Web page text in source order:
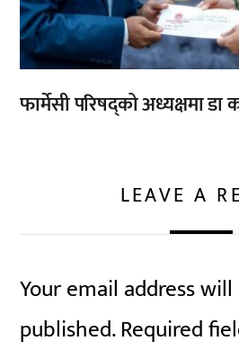
फार्मेसी परिषद्को अध्यक्षमा
LEAVE A
Your email address
published.Required